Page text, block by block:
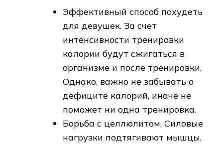
Эффективный способ похудеть
для девушек. За счет
интенсивности тренировки
калории будут сжигаться в
организме и после тренировки.
Однако, важно не забывать о
дефиците калорий, иначе не
поможет ни одна тренировка.
Борьба с целлюлитом. Силовые
нагрузки подтягивают мышцы,